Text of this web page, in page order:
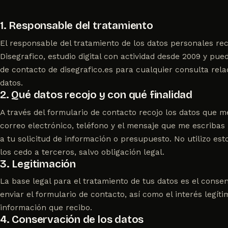
1. Responsable del tratamiento
El responsable del tratamiento de los datos personales
Disegrafico, estudio digital con actividad desde 2009 y
de contacto de disegrafico.es para cualquier consulta
datos.
2. Qué datos recojo y con qué finalidad
A través del formulario de contacto recojo los datos que
correo electrónico, teléfono y el mensaje que me
a tu solicitud de información o presupuesto. No utilizo
los cedo a terceros, salvo obligación legal.
3. Legitimación
La base legal para el tratamiento de tus datos es el
enviar el formulario de contacto, así como el interés
información que recibo.
4. Conservación de los datos